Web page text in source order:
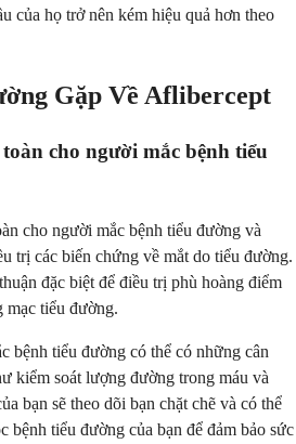
của họ trở nên kém hiệu quả hơn theo
Gặp Về Aflibercept
cho người mắc bệnh tiểu
cho người mắc bệnh tiểu đường và
trị các biến chứng về mắt do tiểu đường.
đặc biệt để điều trị phù hoàng điểm
mạc tiểu đường.
bệnh tiểu đường có thể có những cân
kiểm soát lượng đường trong máu và
bạn sẽ theo dõi bạn chặt chẽ và có thể
bệnh tiểu đường của bạn để đảm bảo sức